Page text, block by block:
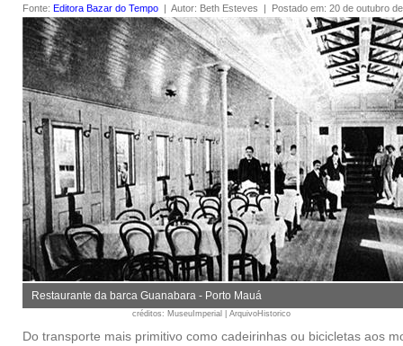
Fonte: Editora Bazar do Tempo | Autor: Beth Esteves | Postado em: 20 de outubro
Restaurante da barca Guanabara - Porto Mauá
créditos: MuseuImperial | ArquivoHistorico
Do transporte mais primitivo como cadeirinhas ou bicicletas aos